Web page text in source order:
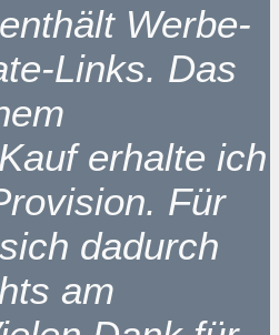
Werbe-
Links. Das
erhalte ich
Für
dadurch
am